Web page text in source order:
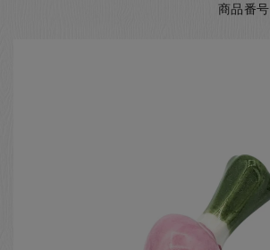
商品番号